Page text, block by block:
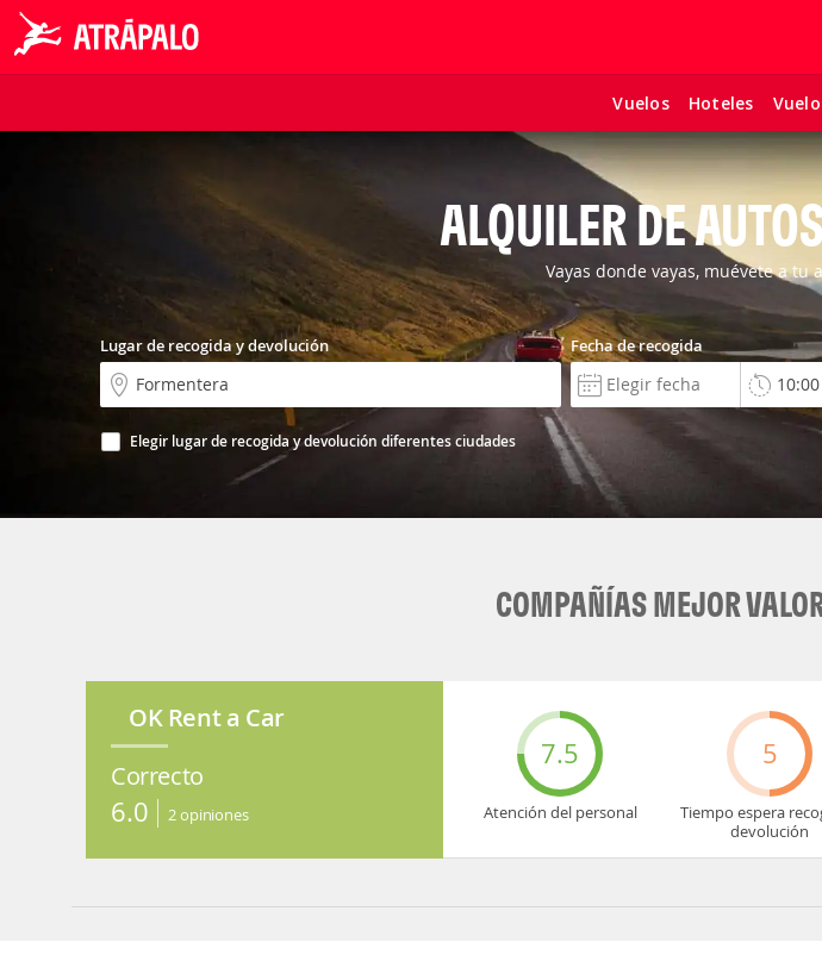
Vuelos Hoteles
ALQUILER DE
Vayas donde vayas, muévete a tu
Lugar de recogida y devolución
Elegir lugar de recogida y devolución diferentes ciudades
Fecha de recogida
COMPAÑÍAS MEJOR
OK Rent a Car
Correcto
6.0 2opiniones
7.5
Atención del personal
5
Tiempo espera
devolución